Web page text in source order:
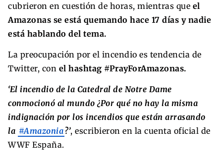
cubrieron en cuestión de horas, mientras que el
Amazonas se está quemando hace 17 días y nadie
está hablando del tema.
La preocupación por el incendio es tendencia de
Twitter, con el hashtag #PrayForAmazonas.
‘El incendio de la Catedral de Notre Dame
conmocionó al mundo ¿Por qué no hay la misma
indignación por los incendios que están arrasando
la #Amazonia ?’, escribieron en la cuenta oficial de
WWF España.